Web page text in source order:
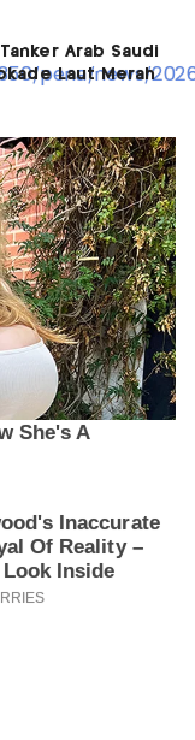
Arab Saudi
Laut Merah